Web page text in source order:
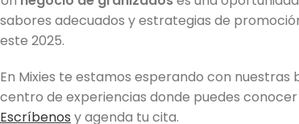
sabores adecuados y estrategias de
este 2025.
En Mixies te estamos esperando con
centro de experiencias donde puedes
Escríbenos y agenda tu cita.